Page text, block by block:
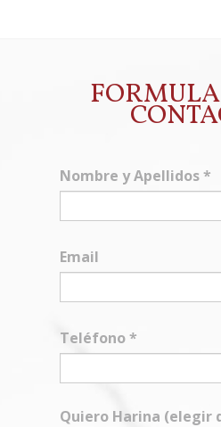
Nombre y Apellidos*
Email
Teléfono*
Quiero Harina (elegir